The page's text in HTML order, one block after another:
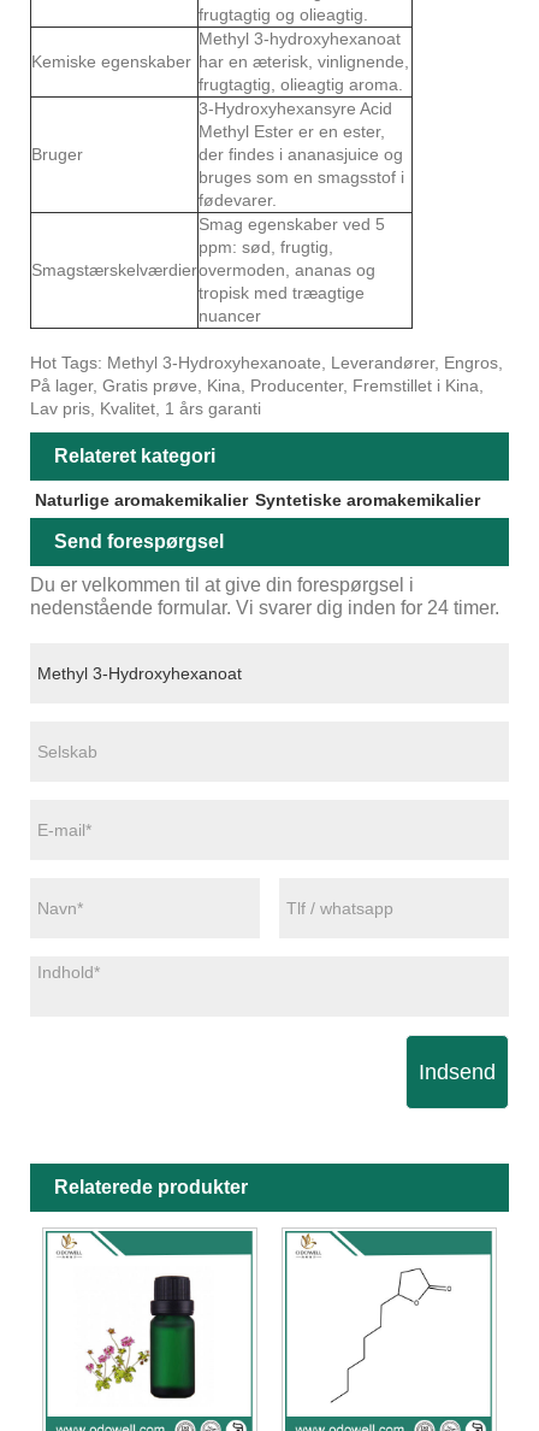
frugtagtig og olieagtig.
Kemiske egenskaber
Methyl 3-hydroxyhexanoat
har en æterisk, vinlignende,
frugtagtig, olieagtig aroma.
Bruger
3-Hydroxyhexansyre Acid
Methyl Ester er en ester,
der findes i ananasjuice og
bruges som en smagsstof i
fødevarer.
Smagstærskelværdier
Smag egenskaber ved 5
ppm: sød, frugtig,
overmoden, ananas og
tropisk med træagtige
nuancer
Hot Tags: Methyl 3-Hydroxyhexanoate, Leverandører, Engros,
På lager, Gratis prøve, Kina, Producenter, Fremstillet i Kina,
Lav pris, Kvalitet, 1 års garanti
Relateret kategori
Naturlige aromakemikalier Syntetiske aromakemikalier
Send forespørgsel
Du er velkommen til at give din forespørgsel i
nedenstående formular. Vi svarer dig inden for 24 timer.
Indsend
Relaterede produkter